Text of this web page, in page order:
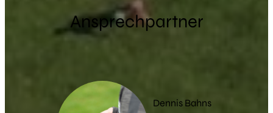
Ansprechpartner
Dennis Bahns